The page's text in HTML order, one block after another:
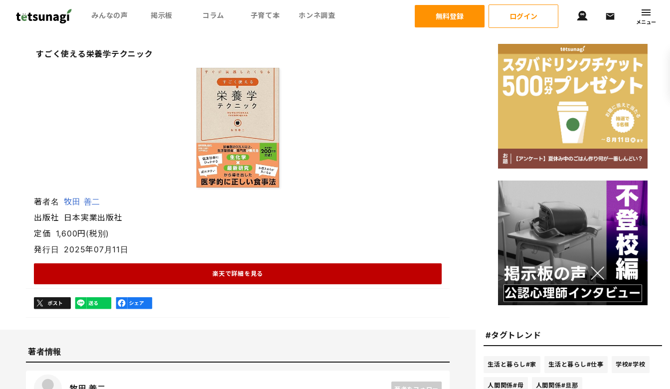
みんなの声 掲示板 コラム 子育て本 ホンネ調査 無料登録 ログイン
メニュー
すごく使える栄養学テクニック
著者名
牧田 善二
出版社
日本実業出版社
定価 1,600円(税別)
発行日
2025年07月11日
楽天で詳細を見る
著者情報
#タグトレンド
生活と暮らし#家 生活と暮らし#仕事 学校#学校
人間関係#母 人間関係#旦那